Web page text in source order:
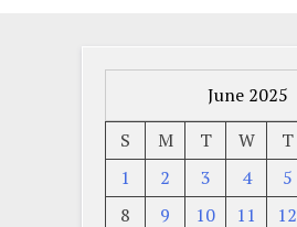
June 2025
S
M T W T
1
2 3 4 5
8
9 10 11 12